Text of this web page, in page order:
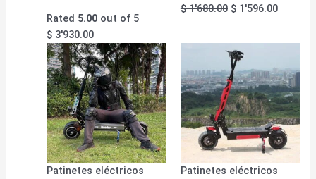
Rated 5.00 out of 5
$ 3'930.00
$1'680.00 $1'596.00
Patinetes eléctricos Patinetes eléctricos